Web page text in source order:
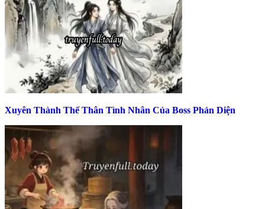
Xuyên Thành Thế Thân Tình Nhân Của Boss Phản Diện